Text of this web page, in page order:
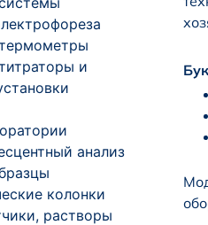
и
анализ
колонки
растворы